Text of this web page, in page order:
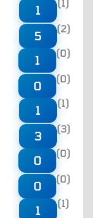
1
(1)
5
(2)
1
(0)
0
(0)
1
(1)
3
(3)
0
(0)
0
(0)
1
(1)